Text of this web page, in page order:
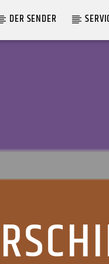
DER SENDER